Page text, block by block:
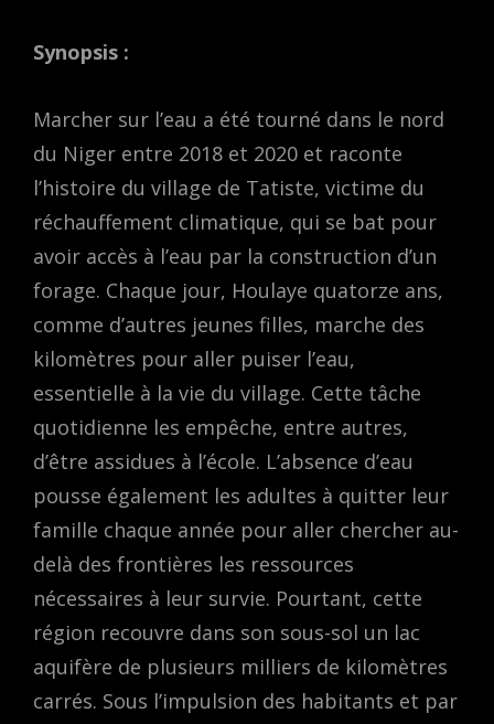
Synopsis :
Marcher sur l’eau a été tourné dans le nord
du Niger entre 2018 et 2020 et raconte
l’histoire du village de Tatiste, victime du
réchauffement climatique, qui se bat pour
avoir accès à l’eau par la construction d’un
forage. Chaque jour, Houlaye quatorze ans,
comme d’autres jeunes filles, marche des
kilomètres pour aller puiser l’eau,
essentielle à la vie du village. Cette tâche
quotidienne les empêche, entre autres,
d’être assidues à l’école. L’absence d’eau
pousse également les adultes à quitter leur
famille chaque année pour aller chercher au-
delà des frontières les ressources
nécessaires à leur survie. Pourtant, cette
région recouvre dans son sous-sol un lac
aquifère de plusieurs milliers de kilomètres
carrés. Sous l’impulsion des habitants et par